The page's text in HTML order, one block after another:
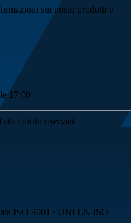
sui nostri prodotti e
17:00
i diritti riservati
ISO 9001 / UNI EN ISO